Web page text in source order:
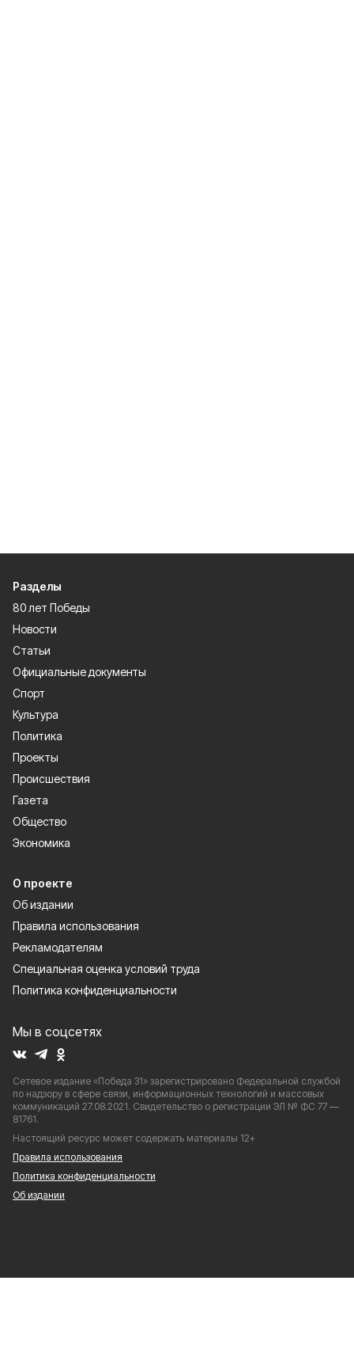
Разделы
80 лет Победы
Новости
Статьи
Официальные документы
Спорт
Культура
Политика
Проекты
Происшествия
Газета
Общество
Экономика
О проекте
Об издании
Правила использования
Рекламодателям
Специальная оценка условий труда
Политика конфиденциальности
Мы в соцсетях
Сетевое издание «Победа 31» зарегистрировано Федеральной службой
по надзору в сфере связи, информационных технологий и массовых
коммуникаций 27.08.2021. Свидетельство о регистрации ЭЛ № ФС 77 —
81761.
Настоящий ресурс может содержать материалы 12+
Правила использования
Политика конфиденциальности
Об издании